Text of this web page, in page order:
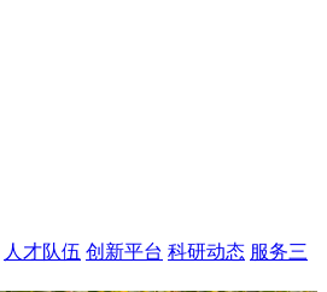
人才队伍 创新平台 科研动态 服务三